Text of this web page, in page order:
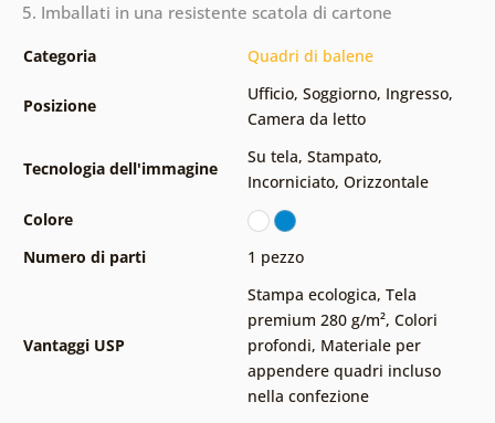
5. Imballati in una resistente scatola di cartone
Categoria Quadri di balene
Posizione
Ufficio, Soggiorno, Ingresso,
Camera da letto
Tecnologia dell'immagine
Su tela, Stampato,
Incorniciato, Orizzontale
Colore
Numero di parti
1 pezzo
Vantaggi USP
Stampa ecologica, Tela
premium 280 g/m², Colori
profondi, Materiale per
appendere quadri incluso
nella confezione